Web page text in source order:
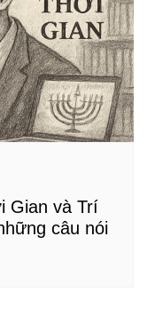
Gian và Trí
câu nói